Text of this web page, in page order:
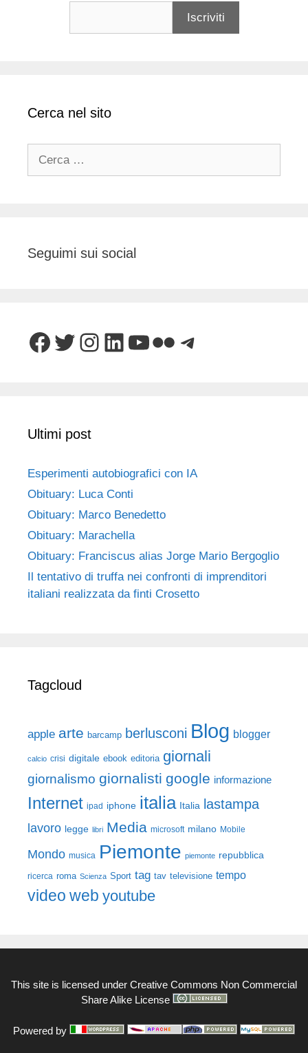
Cerca nel sito
Seguimi sui social
Facebook
Twitter
Instagram
LinkedIn
YouTube
FlickrTelegram
Ultimi post
Esperimenti autobiografici con IA
Obituary: Luca Conti
Obituary: Marco Benedetto
Obituary: Marachella
Obituary: Franciscus alias Jorge Mario Bergoglio
Il tentativo di truffa nei confronti di imprenditori
italiani realizzata da finti Crosetto
Tagcloud
apple arte barcamp berlusconi Blog blogger
calcio crisi digitale ebook editoria giornali
giornalismo giornalisti google informazione
Internet ipad iphone italia Italia lastampa
lavoro legge libri Media microsoft milano Mobile
Mondo musica Piemonte piemonte repubblica
ricerca roma Scienza Sport tag tav televisione tempo
video web youtube
This site is licensed under Creative Commons Non Commercial
Share Alike License
Powered by